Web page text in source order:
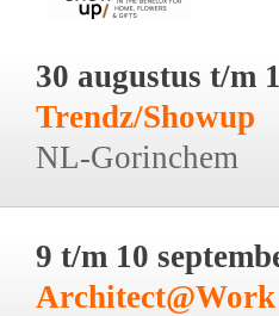
30 augustus t/m
Trendz/Showup
NL-Gorinchem
9 t/m 10
Architect@Work